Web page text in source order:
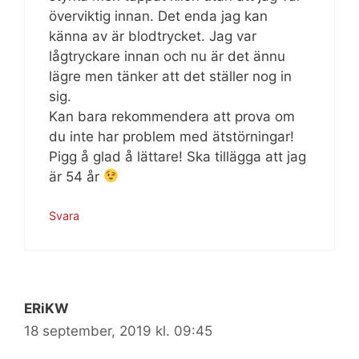
överviktig innan. Det enda jag kan
känna av är blodtrycket. Jag var
lågtryckare innan och nu är det ännu
lägre men tänker att det ställer nog in
sig.
Kan bara rekommendera att prova om
du inte har problem med ätstörningar!
Pigg å glad å lättare! Ska tillägga att jag
är 54 år
Svara
ERiKW
18 september, 2019 kl. 09:45